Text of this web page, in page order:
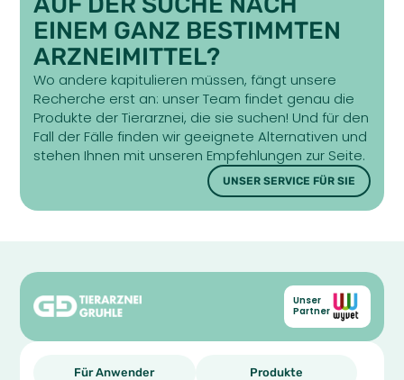
EINEM GANZ BESTIMMTEN
ARZNEIMITTEL?
Wo andere kapitulieren müssen, fängt unsere
Recherche erst an: unser Team findet genau die
Produkte der Tierarznei, die sie suchen! Und für den
Fall der Fälle finden wir geeignete Alternativen und
stehen Ihnen mit unseren Empfehlungen zur Seite.
UNSER SERVICE FÜR SIE
Unser
Partner
Für Anwender Produkte